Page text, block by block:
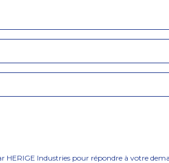
Industries pour répondre à votre